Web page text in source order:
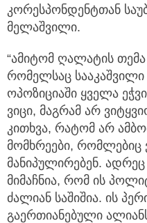
კორესპონდენტთან
მელაშვილი.
“ამიტომ ღალატის
რომელსაც
ოპოზიციაში ყველა
ვიცი, მაგრამ არ
კითხვა, რატომ არ
მომხრეები, რომლებიც
მანიპულირებენ.
მიმაჩნია, რომ ის
ძალიან საშიშია. ის
გაერთიანებული